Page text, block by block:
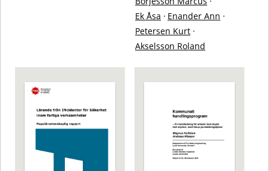
Ek Åsa · Enander Ann ·
Petersen Kurt ·
Akselsson Roland